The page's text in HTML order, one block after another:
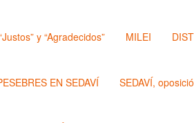
y “Agradecidos” MILEI
EN SEDAVÍ SEDAVÍ,